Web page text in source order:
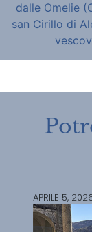
dalle Omelie
san Cirillo di
APRILE 5,